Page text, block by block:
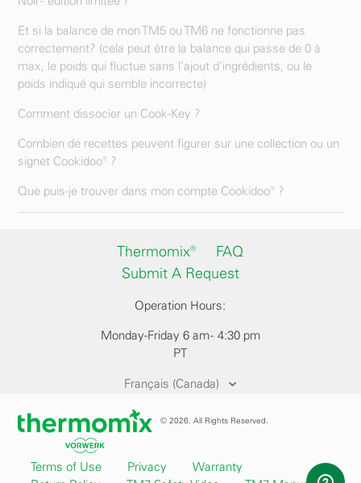
Et si la balance de mon TM5 ou TM6 ne fonctionne pas
correctement? (cela peut être la balance qui passe de 0 à
max, le poids qui fluctue sans l’ajout d'ingrédients, ou le
poids indiqué qui semble incorrecte)
Comment dissocier un Cook-Key ?
Combien de recettes peuvent figurer sur une collection ou un
signet Cookidoo® ?
Que puis-je trouver dans mon compte Cookidoo® ?
Thermomix®
FAQ
Submit A Request
Operation Hours:
Monday-Friday 6 am - 4:30 pm
PT
Français (Canada)
© 2026. All Rights Reserved.
Terms of Use Privacy
Warranty